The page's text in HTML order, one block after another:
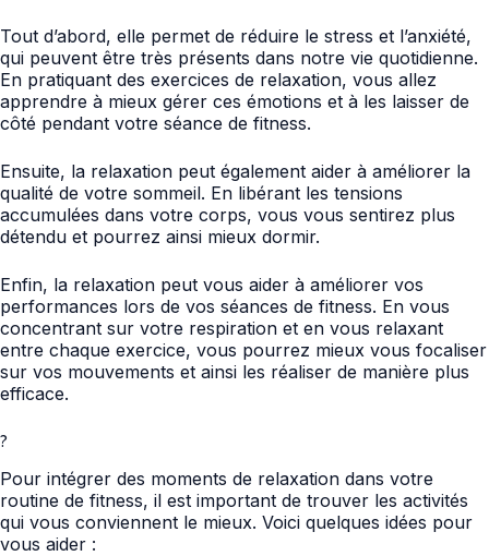
Tout d’abord, elle permet de réduire le stress et l’anxiété,
qui peuvent être très présents dans notre vie quotidienne.
En pratiquant des exercices de relaxation, vous allez
apprendre à mieux gérer ces émotions et à les laisser de
côté pendant votre séance de fitness.
Ensuite, la relaxation peut également aider à améliorer la
qualité de votre sommeil. En libérant les tensions
accumulées dans votre corps, vous vous sentirez plus
détendu et pourrez ainsi mieux dormir.
Enfin, la relaxation peut vous aider à améliorer vos
performances lors de vos séances de fitness. En vous
concentrant sur votre respiration et en vous relaxant
entre chaque exercice, vous pourrez mieux vous focaliser
sur vos mouvements et ainsi les réaliser de manière plus
efficace.
?
Pour intégrer des moments de relaxation dans votre
routine de fitness, il est important de trouver les activités
qui vous conviennent le mieux. Voici quelques idées pour
vous aider :